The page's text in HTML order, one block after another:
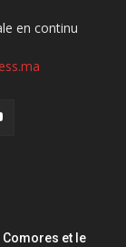
en continu
et le